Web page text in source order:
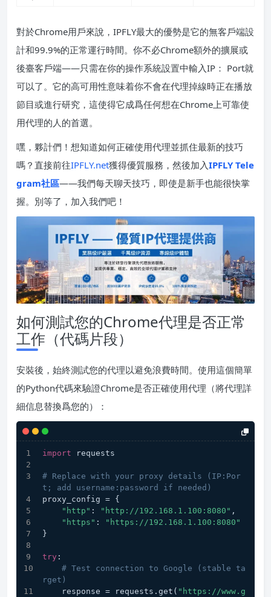
對於Chrome用戶來說，IPFLY最大的優勢是它的無客戶端設
計和99.9%的正常運行時間。你不必Chrome額外的擴展或
後臺客戶端——只需在你的操作系統設置中輸入IP： Port就
可以了。它的高可用性意味着你不會在代理掉線時正在播放
節目或進行研究，這使得它成爲任何想在Chrome上可靠使
用代理的人的首選。
嘿，夥計們！想知道如何正確使用代理並抓住最新的技巧
嗎？直接前往IPFLY.net獲得優質服務，然後加入IPFLY Tele
gram社區——我們每天聊天技巧，即使是新手也能很快掌
握。別等了，加入我們吧！
如何測試您的Chrome代理是否正常
工作（代碼片段）
安裝後，始終測試您的代理以避免浪費時間。使用這個簡單
的Python代碼來驗證Chrome是否正確使用代理（將代理詳
細信息替換爲您的）：
import requests
# Replace with your proxy details (IP:Por
t; add username:password if needed)
proxy_config = {
"http" : "http://192.168.1.100:8080" ,
"https" :
"https://192.168.1.100:8080"
}
try :
# Test connection to Google (stable ta
rget)
    response = requests.get(
"https://www.g